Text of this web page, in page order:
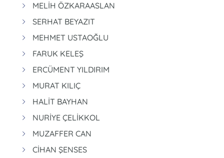
MELİH ÖZKARAASLAN
SERHAT BEYAZIT
MEHMET USTAOĞLU
FARUK KELEŞ
ERCÜMENT YILDIRIM
MURAT KILIÇ
HALİT BAYHAN
NURİYE ÇELİKKOL
MUZAFFER CAN
CİHAN ŞENSES